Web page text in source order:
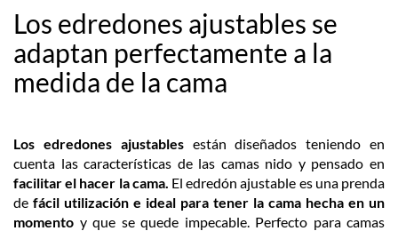
Los edredones ajustables se
adaptan perfectamente a la
medida de la cama
Los edredones ajustables están diseñados teniendo en
cuenta las características de las camas nido y pensado en
facilitar el hacer la cama. El edredón ajustable es una prenda
de fácil utilización e ideal para tener la cama hecha en un
momento y que se quede impecable. Perfecto para camas